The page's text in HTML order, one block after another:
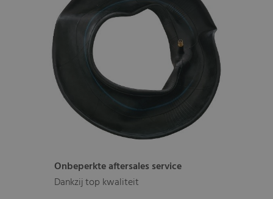
Onbeperkte aftersales service
Dankzij top kwaliteit